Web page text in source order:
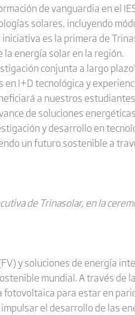
de vanguardia en el
solares, incluyendo
es la primera de
la energía solar en la región.
conjunta a largo
I+D tecnológica y
a nuestros estudiantes
de soluciones
y desarrollo en
un futuro sostenible a
de Trinasolar, en la
y soluciones de energía
mundial. A través de
para estar en
el desarrollo de las